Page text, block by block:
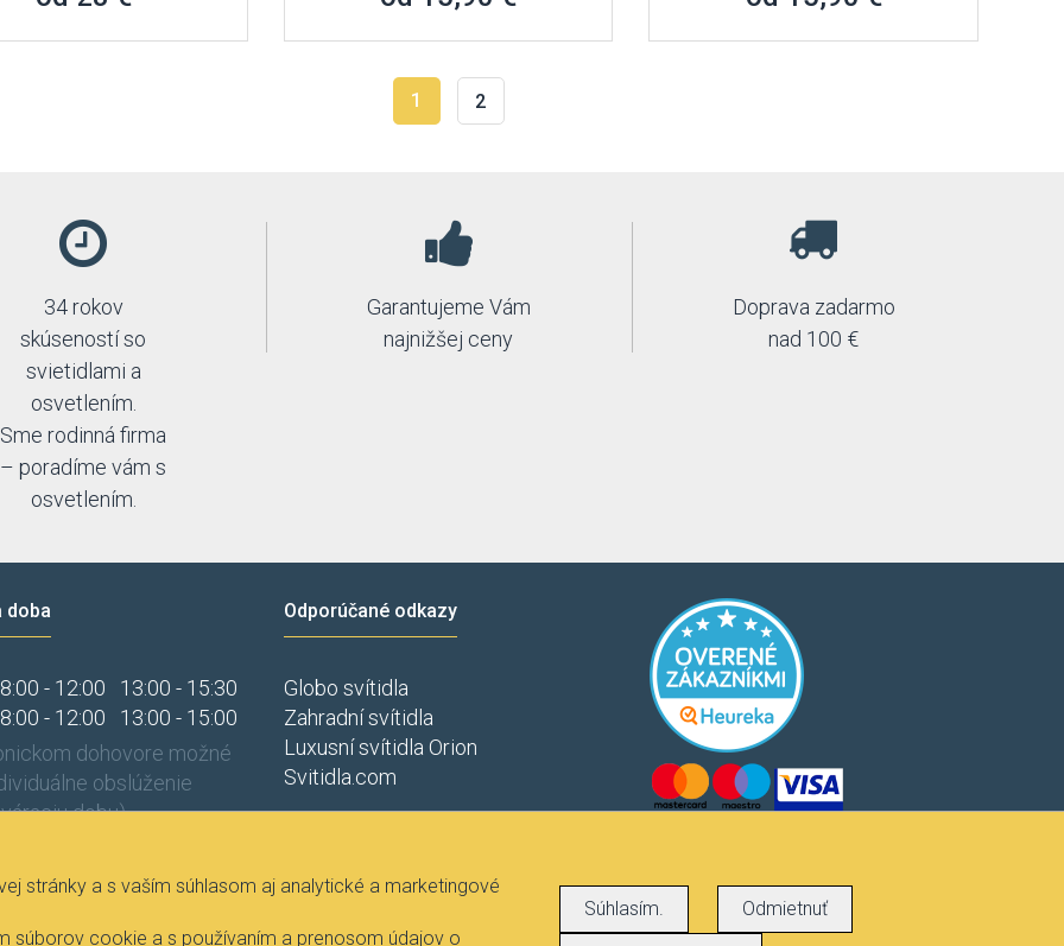
1 2
34 rokov
skúseností so
svietidlami a
osvetlením.
Sme rodinná firma
– poradíme vám s
osvetlením.
Garantujeme Vám
najnižšej ceny
Doprava zadarmo
nad 100 €
doba
8:00 - 12:00
13:00 - 15:30
8:00 - 12:00
13:00 - 15:00
dohovore možné
obslúženie
dobu).
Odporúčané odkazy
Globo svítidla
Zahradní svítidla
Luxusní svítidla Orion
Svitidla.com
stránky a s vaším súhlasom aj analytické a marketingové
súborov cookie a s používaním a prenosom údajov o
Súhlasím. Odmietnuť